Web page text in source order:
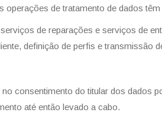
operações de tratamento de dados
de reparações e serviços de
definição de perfis e transmissão
consentimento do titular dos dados
até então levado a cabo.